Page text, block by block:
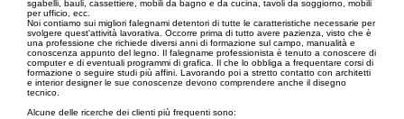
sgabelli, bauli, cassettiere, mobili da bagno e da cucina, tavoli da soggiorno, mobili
per ufficio, ecc.
Noi contiamo sui migliori falegnami detentori di tutte le caratteristiche necessarie per
svolgere quest'attività lavorativa. Occorre prima di tutto avere pazienza, visto che è
una professione che richiede diversi anni di formazione sul campo, manualità e
conoscenza appunto del legno. Il falegname professionista è tenuto a conoscere di
computer e di eventuali programmi di grafica. Il che lo obbliga a frequentare corsi di
formazione o seguire studi più affini. Lavorando poi a stretto contatto con architetti
e interior designer le sue conoscenze devono comprendere anche il disegno
tecnico.
Alcune delle ricerche dei clienti più frequenti sono: